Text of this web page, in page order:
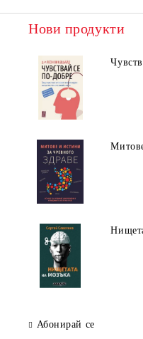
Нови продукти
Абонирай се